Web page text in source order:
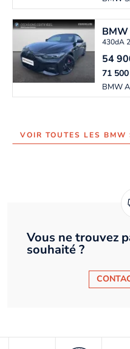
430dA
54
BMW
71
VOIR TOUTES LES BMW
Vous ne trouvez
souhaité ?